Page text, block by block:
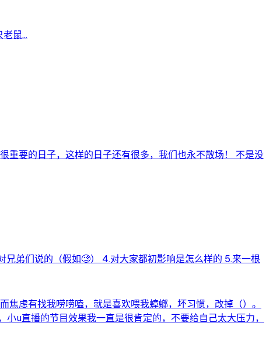
鼠...
重要的日子，这样的日子还有很多，我们也永不散场！ 不是没
弟们说的（假如🧐） 4.对大家都初影响是怎么样的 5.来一根
虑有找我唠唠嗑，就是喜欢喂我蟑螂，坏习惯，改掉（）。
u直播的节目效果我一直是很肯定的，不要给自己太大压力，